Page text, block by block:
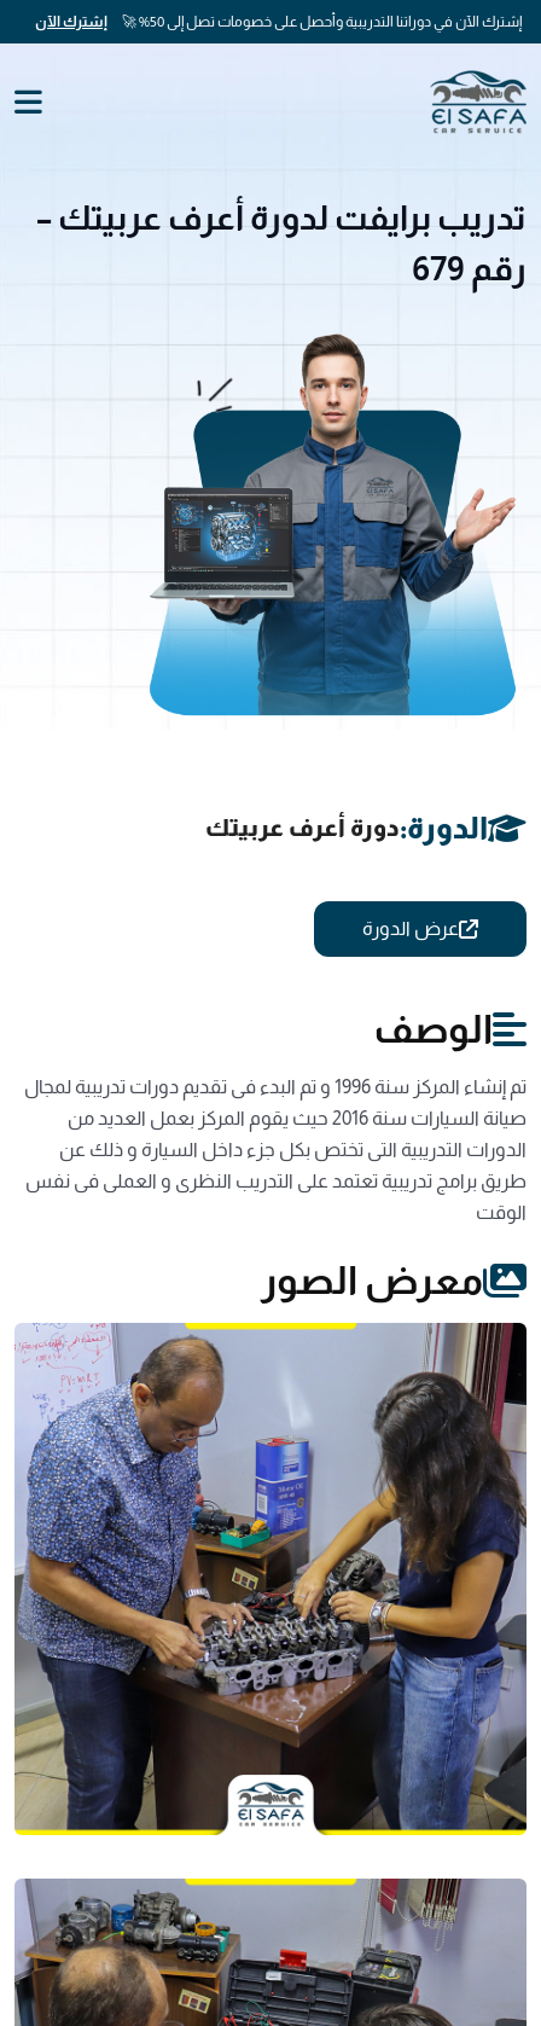
إشترك الآن في دوراتنا التدريبية وأحصل على خصومات تصل إلى 50% 🚀 إشترك الآن
تدريب برايفت لدورة أعرف عربيتك –
رقم 679
الدورة:دورة أعرف عربيتك
عرض الدورة
الوصف
تم إنشاء المركز سنة 1996 و تم البدء فى تقديم دورات تدريبية لمجال
صيانة السيارات سنة 2016 حيث يقوم المركز بعمل العديد من
الدورات التدريبية التى تختص بكل جزء داخل السيارة و ذلك عن
طريق برامج تدريبية تعتمد على التدريب النظرى و العملى فى نفس
الوقت
معرض الصور